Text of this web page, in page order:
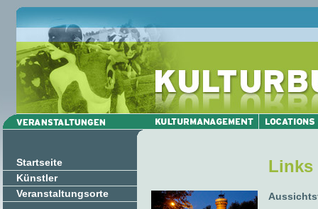
Startseite
Künstler
Veranstaltungsorte
Links